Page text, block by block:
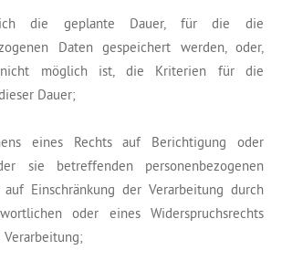
die geplante Dauer, für die die
Daten gespeichert werden, oder,
möglich ist, die Kriterien für die
Dauer;
eines Rechts auf Berichtigung oder
sie betreffenden personenbezogenen
Einschränkung der Verarbeitung durch
oder eines Widerspruchsrechts